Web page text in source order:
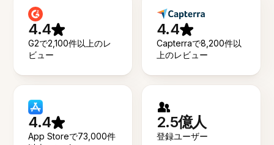
4.4
G2で2,100件以上のレ
ビュー
4.4
Capterraで8,200件以
上のレビュー
4.4
App Storeで73,000件
2.5億人
登録ユーザー